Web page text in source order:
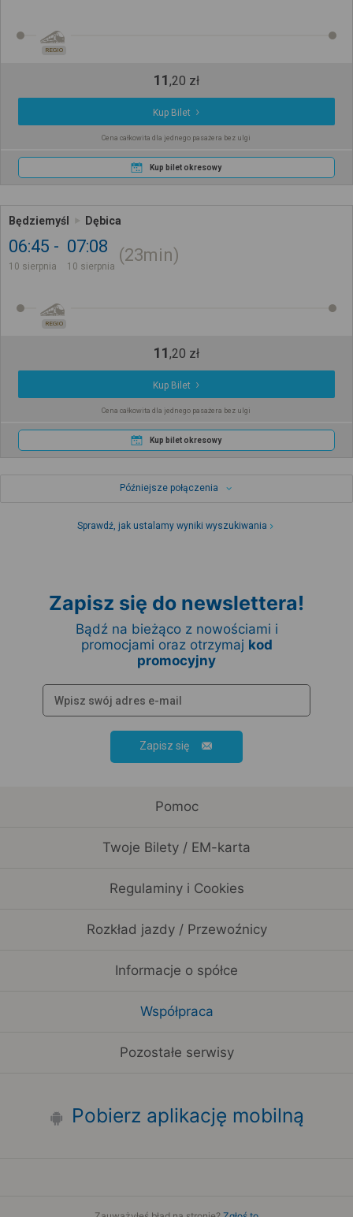
REGIO
11,20 zł
Kup Bilet
Cena całkowita dla jednego pasażera bez ulgi
Kup bilet okresowy
Będziemyśl Dębica
06:45
10 sierpnia
07:08
10 sierpnia
23min
REGIO
11,20 zł
Kup Bilet
Cena całkowita dla jednego pasażera bez ulgi
Kup bilet okresowy
Późniejsze połączenia
Sprawdź, jak ustalamy wyniki wyszukiwania
Zapisz się do newslettera!
Bądź na bieżąco z nowościami i
promocjami oraz otrzymaj kod
promocyjny
Zapisz się
Pomoc
Twoje Bilety / EM-karta
Regulaminy i Cookies
Rozkład jazdy / Przewoźnicy
Informacje o spółce
Współpraca
Pozostałe serwisy
Pobierz aplikację mobilną